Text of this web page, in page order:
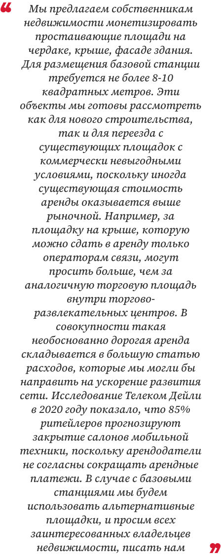
Мы предлагаем собственникам
недвижимости монетизировать
простаивающие площади на
чердаке, крыше, фасаде здания.
Для размещения базовой станции
требуется не более 8-10
квадратных метров. Эти
объекты мы готовы рассмотреть
как для нового строительства,
так и для переезда с
существующих площадок с
коммерчески невыгодными
условиями, поскольку иногда
существующая стоимость
аренды оказывается выше
рыночной. Например, за
площадку на крыше, которую
можно сдать в аренду только
операторам связи, могут
просить больше, чем за
аналогичную торговую площадь
внутри торгово-
развлекательных центров. В
совокупности такая
необоснованно дорогая аренда
складывается в большую статью
расходов, которые мы могли бы
направить на ускорение развития
сети. Исследование Телеком Дейли
в 2020 году показало, что 85%
ритейлеров прогнозируют
закрытие салонов мобильной
техники, поскольку арендодатели
не согласны сокращать арендные
платежи. В случае с базовыми
станциями мы будем
использовать альтернативные
площадки, и просим всех
заинтересованных владельцев
недвижимости, писать нам